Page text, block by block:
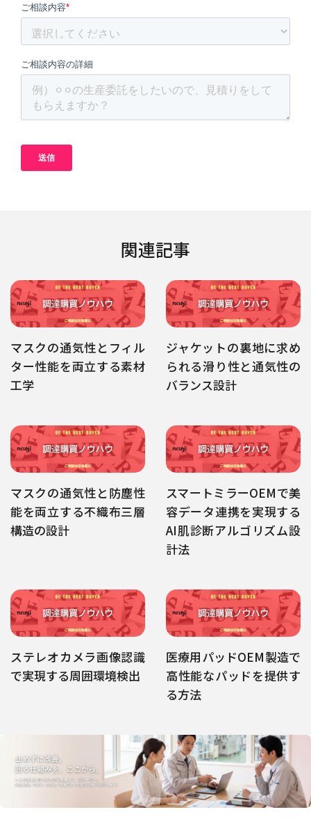
関連記事
マスクの通気性とフィル
ター性能を両立する素材
工学
ジャケットの裏地に求め
られる滑り性と通気性の
バランス設計
マスクの通気性と防塵性
能を両立する不織布三層
構造の設計
スマートミラーOEMで美
容データ連携を実現する
AI肌診断アルゴリズム設
計法
ステレオカメラ画像認識
で実現する周囲環境検出
医療用パッドOEM製造で
高性能なパッドを提供す
る方法